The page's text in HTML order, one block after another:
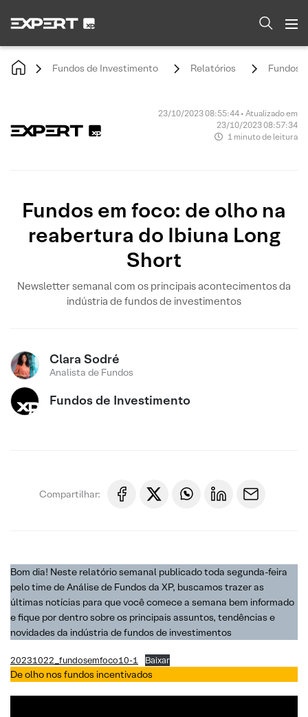
Fundos de Investimento Relatórios Fundos
23/10/2023 08:55:44 • Atualizado em
23/10/2023 08:57:34
1 minuto de leitura
Fundos em foco: de olho na
reabertura do Ibiuna Long
Short
Newsletter semanal com os principais acontecimentos da
indústria de fundos de investimentos
Clara Sodré
Analista de Fundos
Fundos de Investimento
Compartilhar:
Bom dia! Neste relatório semanal publicado toda segunda-feira
pelo time de Análise de Fundos da XP, buscamos trazer as
últimas notícias para que você comece a semana bem informado
e fique por dentro sobre os principais assuntos, tendências e
novidades da indústria de fundos de investimentos
20231022_fundosemfoco10-1 Baixar
De olho nos fundos incentivados